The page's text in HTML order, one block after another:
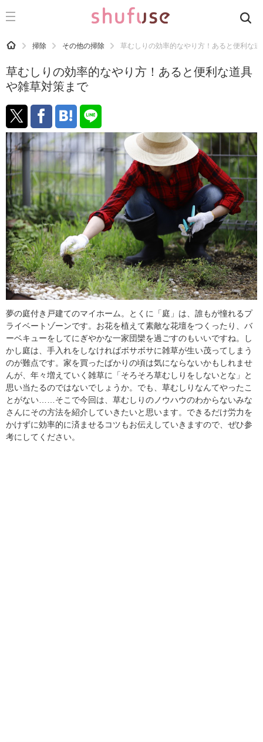
CATEGORY 記事カテゴリ
運気
洗濯
生活の知恵
お金
掃除
マナー
趣味
食材辞典
おすすめ
HOME 掃除 その他の掃除 草むしりの効率的なやり方！あると便利な
草むしりの効率的なやり方！あると便利な道具
や雑草対策まで
夢の庭付き戸建てのマイホーム。とくに「庭」は、誰もが憧れるプ
ライベートゾーンです。お花を植えて素敵な花壇をつくったり、バ
ーベキューをしてにぎやかな一家団欒を過ごすのもいいですね。し
かし庭は、手入れをしなければボサボサに雑草が生い茂ってしまう
のが難点です。家を買ったばかりの頃は気にならないかもしれませ
んが、年々増えていく雑草に「そろそろ草むしりをしないとな」と
思い当たるのではないでしょうか。でも、草むしりなんてやったこ
とがない……そこで今回は、草むしりのノウハウのわからないみな
さんにその方法を紹介していきたいと思います。できるだけ労力を
かけずに効率的に済ませるコツもお伝えしていきますので、ぜひ参
考にしてください。